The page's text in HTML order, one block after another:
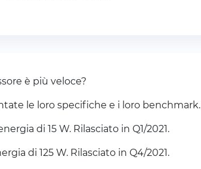
è più veloce?
le loro specifiche e i loro benchmark.
di 15 W. Rilasciato in Q1/2021.
di 125 W. Rilasciato in Q4/2021.